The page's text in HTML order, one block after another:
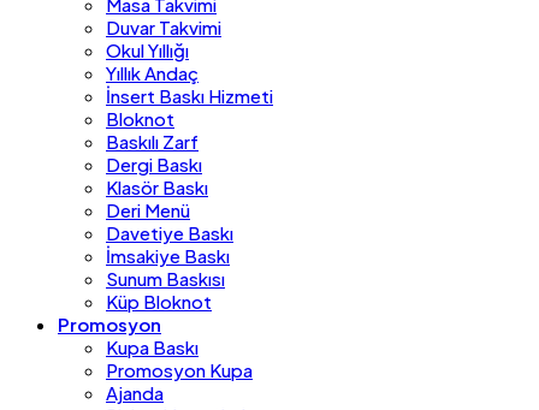
Duvar Takvimi
Okul Yıllığı
Yıllık Andaç
İnsert Baskı Hizmeti
Bloknot
Baskılı Zarf
Dergi Baskı
Klasör Baskı
Deri Menü
Davetiye Baskı
İmsakiye Baskı
Sunum Baskısı
Küp Bloknot
Promosyon
Kupa Baskı
Promosyon Kupa
Ajanda